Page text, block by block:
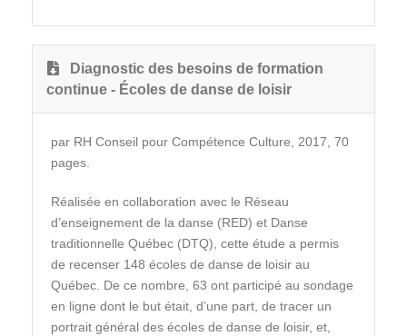
Diagnostic des besoins de formation
continue - Écoles de danse de loisir
par RH Conseil pour Compétence Culture, 2017, 70
pages.
Réalisée en collaboration avec le Réseau
d’enseignement de la danse (RED) et Danse
traditionnelle Québec (DTQ), cette étude a permis
de recenser 148 écoles de danse de loisir au
Québec. De ce nombre, 63 ont participé au sondage
en ligne dont le but était, d’une part, de tracer un
portrait général des écoles de danse de loisir, et,